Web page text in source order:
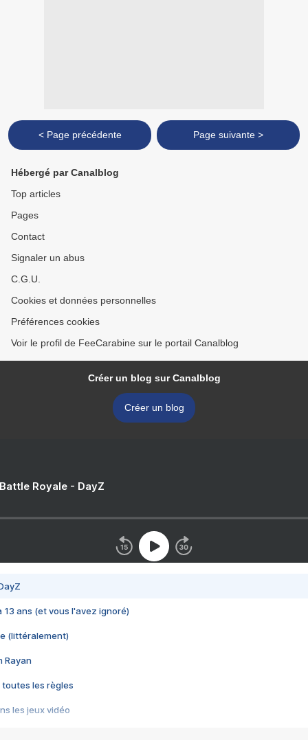
< Page précédente Page suivante >
Hébergé par Canalblog
Top articles
Pages
Contact
Signaler un abus
C.G.U.
Cookies et données personnelles
Préférences cookies
Voir le profil de FeeCarabine sur le portail Canalblog
Créer un blog sur Canalblog
Créer un blog
Royale - DayZ
13 ans (et vous l'avez ignoré)
(littéralement)
Rayan
toutes les règles
les jeux vidéo